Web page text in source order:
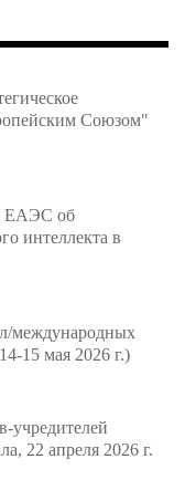
Союзом"
ЕАЭС об
интеллекта в
международных
15 мая 2026 г.)
учредителей
22 апреля 2026 г.